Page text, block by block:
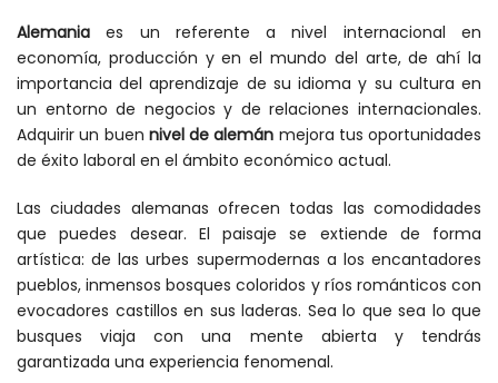
Alemania es un referente a nivel internacional en
economía, producción y en el mundo del arte, de ahí la
importancia del aprendizaje de su idioma y su cultura en
un entorno de negocios y de relaciones internacionales.
Adquirir un buen nivel de alemán mejora tus oportunidades
de éxito laboral en el ámbito económico actual.
Las ciudades alemanas ofrecen todas las comodidades
que puedes desear. El paisaje se extiende de forma
artística: de las urbes supermodernas a los encantadores
pueblos, inmensos bosques coloridos y ríos románticos con
evocadores castillos en sus laderas. Sea lo que sea lo que
busques viaja con una mente abierta y tendrás
garantizada una experiencia fenomenal.